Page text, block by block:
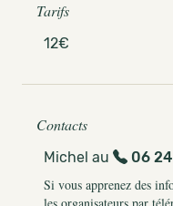
Tarifs
12€
Contacts
Michel au
06
Si vous apprenez des